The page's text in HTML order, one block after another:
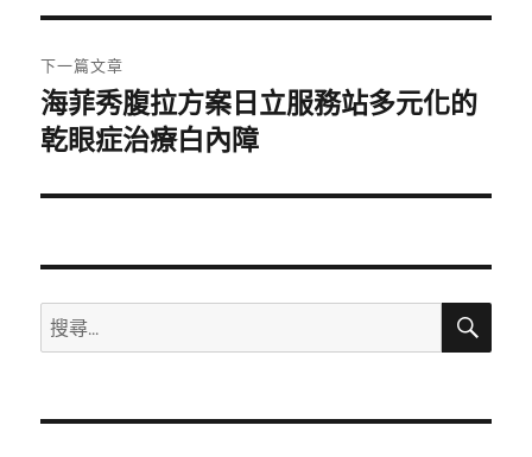
覽
文
章:
下一篇文章
下
一
文
海菲秀腹拉方案日立服務站多元化的
乾眼症治療白內障
搜
尋
鍵
搜